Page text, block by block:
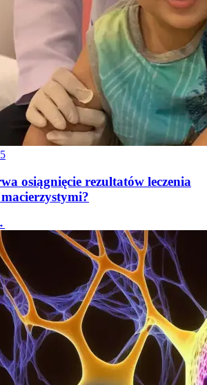
osiągnięcie rezultatów leczenia